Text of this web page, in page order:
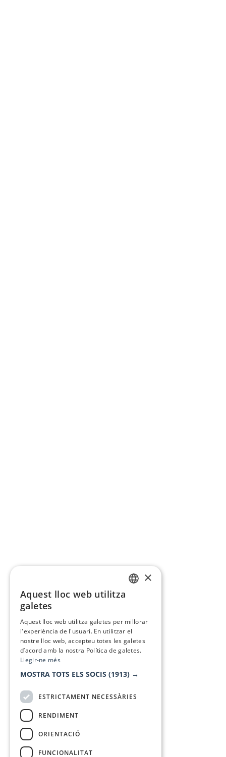
×
Aquest lloc web utilitza
galetes
Aquest lloc web utilitza galetes per millorar
l'experiència de l'usuari. En utilitzar el
nostre lloc web, accepteu totes les galetes
d’acord amb la nostra Política de galetes.
Llegir-ne més
MOSTRA TOTS ELS SOCIS (1913) →
ESTRICTAMENT NECESSÀRIES
RENDIMENT
ORIENTACIÓ
FUNCIONALITAT